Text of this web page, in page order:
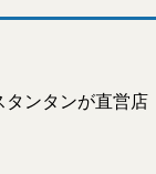
タンタンが直営店